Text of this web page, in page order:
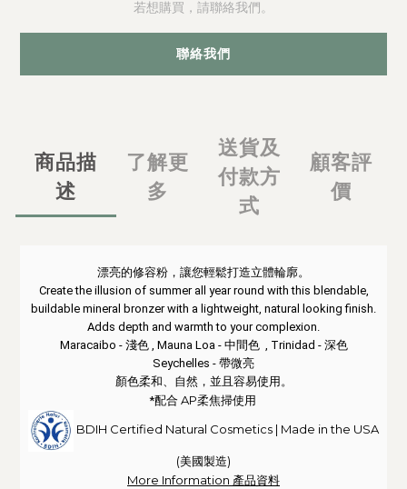
若想購買，請聯絡我們。
聯絡我們
商品描
述
了解更
多
送貨及
付款方
式
顧客評
價
漂亮的修容粉，讓您輕鬆打造立體輪廓。
Create the illusion of summer all year round with this blendable,
buildable mineral bronzer with a lightweight, natural looking finish.
Adds depth and warmth to your complexion.
Maracaibo - 淺色 , Mauna Loa - 中間色 , Trinidad - 深色
Seychelles - 帶微亮
顏色柔和、自然，並且容易使用。
*配合 AP柔焦掃使用
BDIH Certified Natural Cosmetics | Made in the USA
(美國製造)
More Information 產品資料